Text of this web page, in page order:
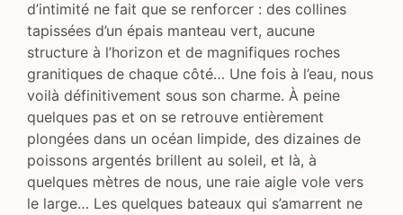
d’intimité ne fait que se renforcer : des collines
tapissées d’un épais manteau vert, aucune
structure à l’horizon et de magnifiques roches
granitiques de chaque côté… Une fois à l’eau, nous
voilà définitivement sous son charme. À peine
quelques pas et on se retrouve entièrement
plongées dans un océan limpide, des dizaines de
poissons argentés brillent au soleil, et là, à
quelques mètres de nous, une raie aigle vole vers
le large… Les quelques bateaux qui s’amarrent ne